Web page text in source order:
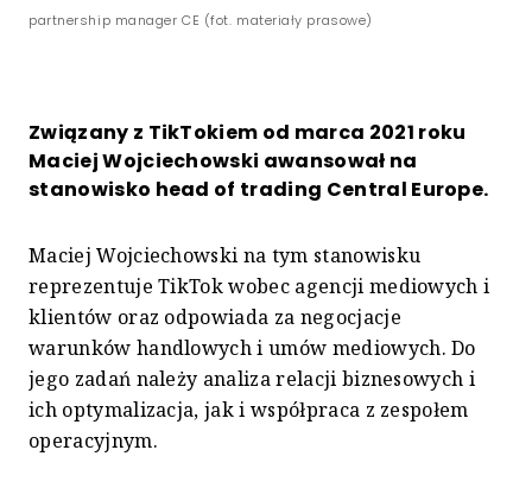
partnership manager CE (fot. materiały prasowe)
Związany z TikTokiem od marca 2021 roku
Maciej Wojciechowski awansował na
stanowisko head of trading Central Europe.
Maciej Wojciechowski na tym stanowisku
reprezentuje TikTok wobec agencji mediowych i
klientów oraz odpowiada za negocjacje
warunków handlowych i umów mediowych. Do
jego zadań należy analiza relacji biznesowych i
ich optymalizacja, jak i współpraca z zespołem
operacyjnym.